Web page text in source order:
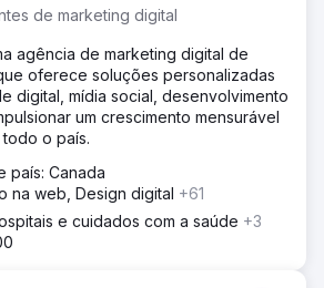
o site, gerenciou a
lançou campanhas de PPC no
semanais, comunicação
abordagem colaborativa garantiram
aumentou 155%, as impressões
126%, o ranking das 3 principais
50% e as sessões orgânicas
campanha de PPC expandiu a
de marketing digital
agência de marketing digital de
oferece soluções personalizadas
digital, mídia social, desenvolvimento
um crescimento mensurável
o país.
país: Canada
na web, Design digital +61
e cuidados com a saúde +3